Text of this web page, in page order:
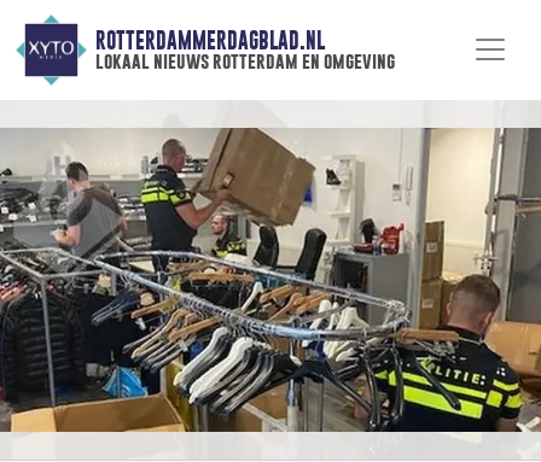
ROTTERDAMMERDAGBLAD.NL
lokaal nieuws rotterdam en omgeving